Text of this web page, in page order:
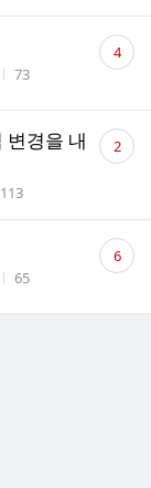
조회수
73
댓
글 4
변경을 내
조회수
113
댓
글 2
조회수
65
댓
글 6